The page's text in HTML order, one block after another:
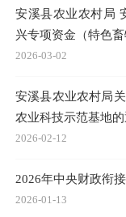
安溪县农业农村局
兴专项资金（特色
2026-03-02
安溪县农业农村局
农业科技示范基地
2026-02-12
2026年中央财政衔
2026-01-13